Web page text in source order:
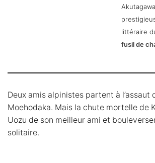
littéraire
fusil de
Deux amis alpinistes partent à l’assaut
Moehodaka. Mais la chute mortelle de
Uozu de son meilleur ami et
solitaire.